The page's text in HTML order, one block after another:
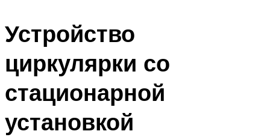
Устройство
циркулярки со
стационарной
установкой